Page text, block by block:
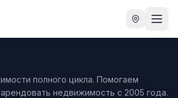
полного цикла. Помогаем
недвижимость с 2005 года.